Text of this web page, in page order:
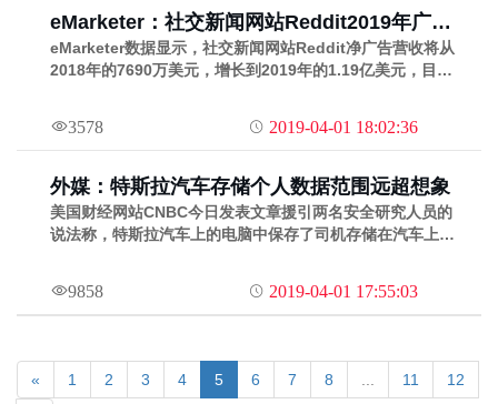
eMarketer：社交新闻网站Reddit2019年广告
营收将达到1亿美元
eMarketer数据显示，社交新闻网站Reddit净广告营收将从
2018年的7690万美元，增长到2019年的1.19亿美元，目前
3578
2019-04-01 18:02:36
外媒：特斯拉汽车存储个人数据范围远超想象
美国财经网站CNBC今日发表文章援引两名安全研究人员的
说法称，特斯拉汽车上的电脑中保存了司机存储在汽车上的
9858 2019-04-01 17:55:03
« 1 2 3 4 5 6 7 8 11 12